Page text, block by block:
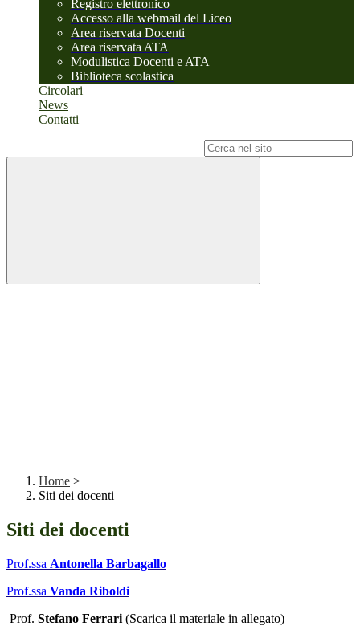
Registro elettronico
Accesso alla webmail del Liceo
Area riservata Docenti
Area riservata ATA
Modulistica Docenti e ATA
Biblioteca scolastica
Circolari
News
Contatti
Home >
Siti dei docenti
Siti dei docenti
Prof.ssa Antonella Barbagallo
Prof.ssa Vanda Riboldi
Prof. Stefano Ferrari (Scarica il materiale in allegato)